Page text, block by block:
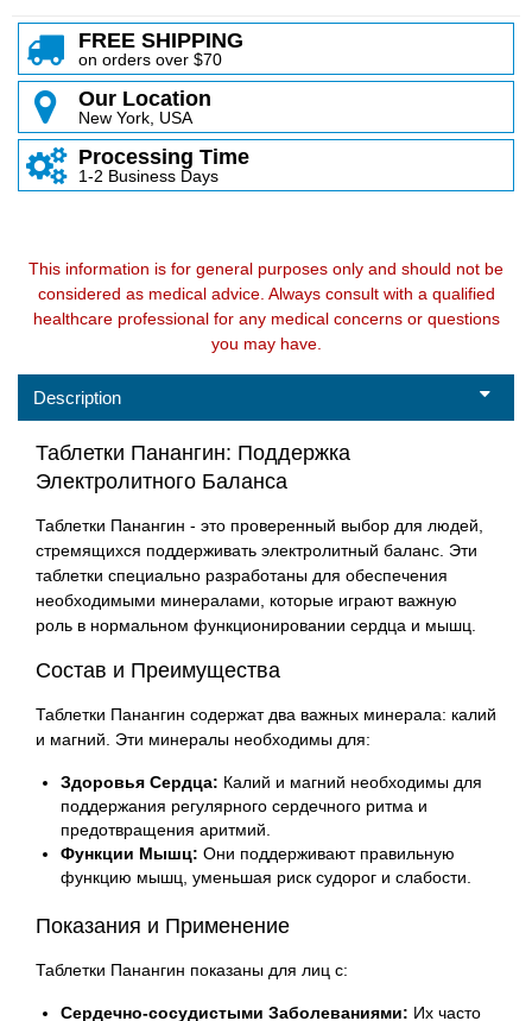
FREE SHIPPING
on orders over $70
Our Location
New York, USA
Processing Time
1-2 Business Days
This information is for general purposes only and should not be
considered as medical advice. Always consult with a qualified
healthcare professional for any medical concerns or questions
you may have.
Description
Таблетки Панангин: Поддержка
Электролитного Баланса
Таблетки Панангин - это проверенный выбор для людей,
стремящихся поддерживать электролитный баланс. Эти
таблетки специально разработаны для обеспечения
необходимыми минералами, которые играют важную
роль в нормальном функционировании сердца и мышц.
Состав и Преимущества
Таблетки Панангин содержат два важных минерала: калий
и магний. Эти минералы необходимы для:
Здоровья Сердца: Калий и магний необходимы для
поддержания регулярного сердечного ритма и
предотвращения аритмий.
Функции Мышц: Они поддерживают правильную
функцию мышц, уменьшая риск судорог и слабости.
Показания и Применение
Таблетки Панангин показаны для лиц с:
Сердечно-сосудистыми Заболеваниями: Их часто